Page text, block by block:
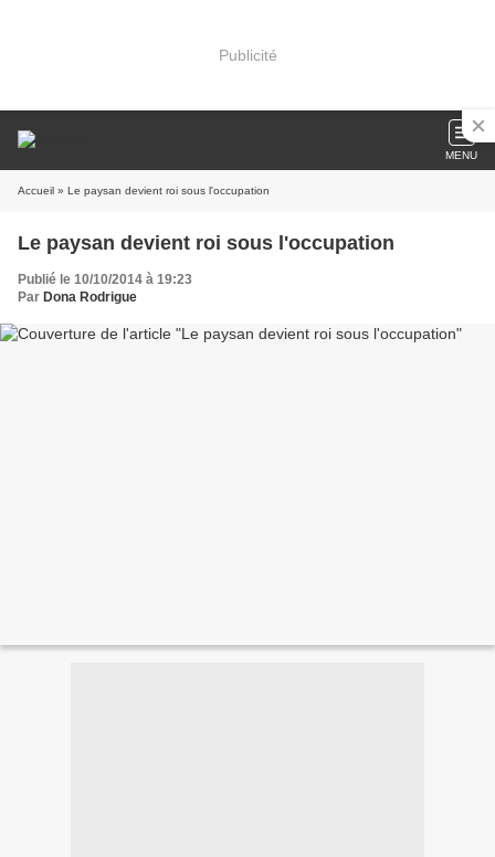
Publicité
MENU
Accueil » Le paysan devient roi sous l'occupation
Le paysan devient roi sous l'occupation
Publié le 10/10/2014 à 19:23
Par Dona Rodrigue